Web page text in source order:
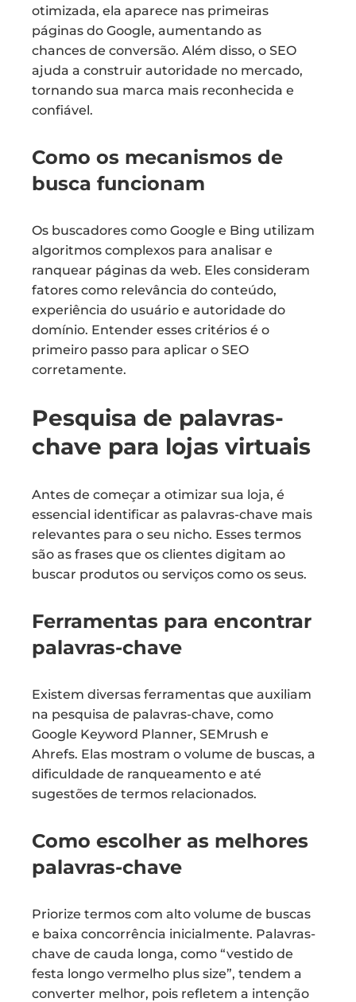
otimizada, ela aparece nas primeiras
páginas do Google, aumentando as
chances de conversão. Além disso, o SEO
ajuda a construir autoridade no mercado,
tornando sua marca mais reconhecida e
confiável.
Como os mecanismos de
busca funcionam
Os buscadores como Google e Bing utilizam
algoritmos complexos para analisar e
ranquear páginas da web. Eles consideram
fatores como relevância do conteúdo,
experiência do usuário e autoridade do
domínio. Entender esses critérios é o
primeiro passo para aplicar o SEO
corretamente.
Pesquisa de palavras-
chave para lojas virtuais
Antes de começar a otimizar sua loja, é
essencial identificar as palavras-chave mais
relevantes para o seu nicho. Esses termos
são as frases que os clientes digitam ao
buscar produtos ou serviços como os seus.
Ferramentas para encontrar
palavras-chave
Existem diversas ferramentas que auxiliam
na pesquisa de palavras-chave, como
Google Keyword Planner, SEMrush e
Ahrefs. Elas mostram o volume de buscas, a
dificuldade de ranqueamento e até
sugestões de termos relacionados.
Como escolher as melhores
palavras-chave
Priorize termos com alto volume de buscas
e baixa concorrência inicialmente. Palavras-
chave de cauda longa, como “vestido de
festa longo vermelho plus size”, tendem a
converter melhor, pois refletem a intenção